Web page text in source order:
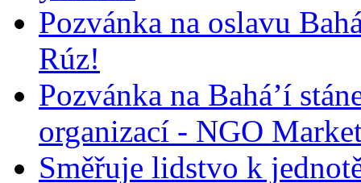
Pozvánka na oslavu
Rúz!
Pozvánka na Bahá’í
organizací - NGO
Směřuje lidstvo k